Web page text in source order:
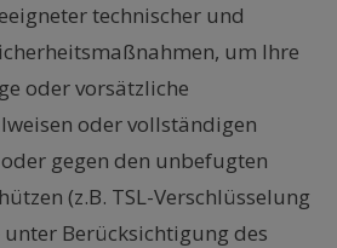
technischer und
um Ihre
oder vorsätzliche
oder vollständigen
gegen den unbefugten
(z.B. TSL-Verschlüsselung
Berücksichtigung des